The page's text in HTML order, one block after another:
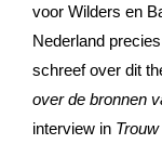
voor Wilders en
Nederland
schreef over dit
over de bronnen
interview in Trouw